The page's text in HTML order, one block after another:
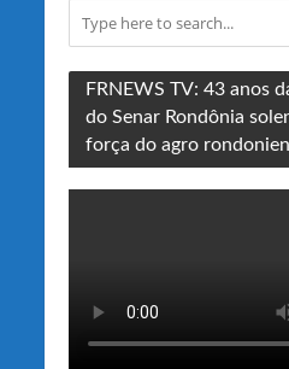
FRNEWS TV: 43 anos
do Senar Rondônia
força do agro